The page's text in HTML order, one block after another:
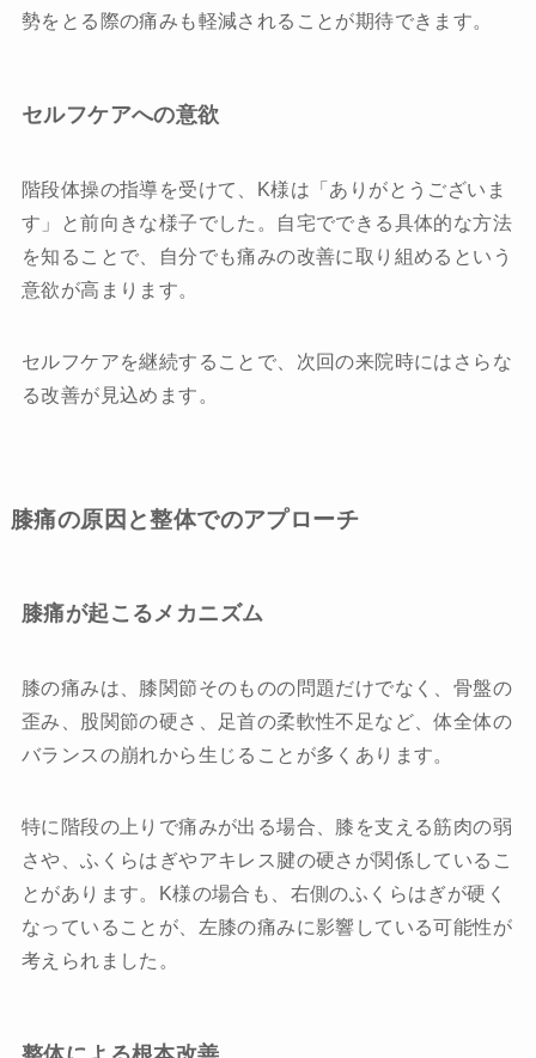
勢をとる際の痛みも軽減されることが期待できます。
セルフケアへの意欲
階段体操の指導を受けて、K様は「ありがとうございま
す」と前向きな様子でした。自宅でできる具体的な方法
を知ることで、自分でも痛みの改善に取り組めるという
意欲が高まります。
セルフケアを継続することで、次回の来院時にはさらな
る改善が見込めます。
膝痛の原因と整体でのアプローチ
膝痛が起こるメカニズム
膝の痛みは、膝関節そのものの問題だけでなく、骨盤の
歪み、股関節の硬さ、足首の柔軟性不足など、体全体の
バランスの崩れから生じることが多くあります。
特に階段の上りで痛みが出る場合、膝を支える筋肉の弱
さや、ふくらはぎやアキレス腱の硬さが関係しているこ
とがあります。K様の場合も、右側のふくらはぎが硬く
なっていることが、左膝の痛みに影響している可能性が
考えられました。